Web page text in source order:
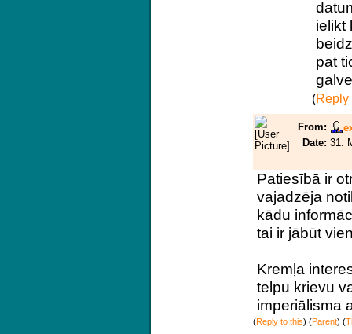
ielikt
pat
(Reply
From:
Date: 31.
Patiesībā ir
vajadzēja
kādu
tai ir jābūt
Kremļa
telpu krievu
imperiālisma
(Reply to this) (Parent) (